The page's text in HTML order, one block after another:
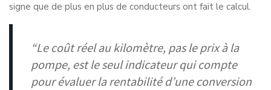
signe que de plus en plus de conducteurs ont fait le calcul.
“Le coût réel au kilomètre, pas le prix à la
pompe, est le seul indicateur qui compte
pour évaluer la rentabilité d’une conversion